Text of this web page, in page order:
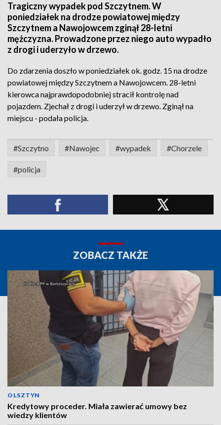
Tragiczny wypadek pod Szczytnem. W
poniedziałek na drodze powiatowej między
Szczytnem a Nawojowcem zginął 28-letni
mężczyzna. Prowadzone przez niego auto wypadło
z drogi i uderzyło w drzewo.
Do zdarzenia doszło w poniedziałek ok. godz. 15 na drodze
powiatowej między Szczytnem a Nawojowcem. 28-letni
kierowca najprawdopodobniej stracił kontrolę nad
pojazdem. Zjechał z drogi i uderzył w drzewo. Zginął na
miejscu - podała policja.
#Szczytno #Nawojec #wypadek #Chorzele
#policja
ZOBACZ TAKŻE
OLSZTYN
Kredytowy proceder. Miała zawierać umowy bez
wiedzy klientów